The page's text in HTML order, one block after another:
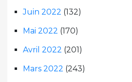
Juin 2022 (132)
Mai 2022 (170)
Avril 2022 (201)
Mars 2022 (243)